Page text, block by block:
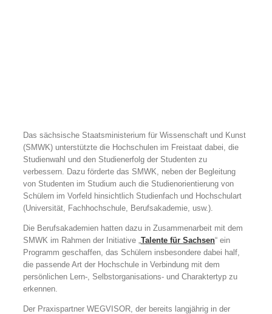
Das sächsische Staatsministerium für Wissenschaft und Kunst
(SMWK) unterstützte die Hochschulen im Freistaat dabei, die
Studienwahl und den Studienerfolg der Studenten zu
verbessern. Dazu förderte das SMWK, neben der Begleitung
von Studenten im Studium auch die Studienorientierung von
Schülern im Vorfeld hinsichtlich Studienfach und Hochschulart
(Universität, Fachhochschule, Berufsakademie, usw.).
Die Berufsakademien hatten dazu in Zusammenarbeit mit dem
SMWK im Rahmen der Initiative „Talente für Sachsen“ ein
Programm geschaffen, das Schülern insbesondere dabei half,
die passende Art der Hochschule in Verbindung mit dem
persönlichen Lern-, Selbstorganisations- und Charaktertyp zu
erkennen.
Der Praxispartner WEGVISOR, der bereits langjährig in der